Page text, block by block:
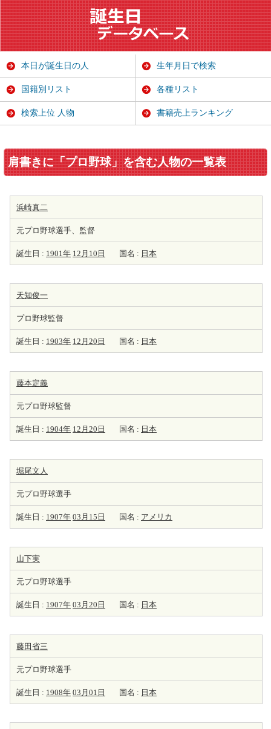
肩書きに「プロ野球」を含む人物の一覧表
浜崎真二
元プロ野球選手、監督
誕生日 : 1901年 12月10日 国名 : 日本
天知俊一
プロ野球監督
誕生日 : 1903年 12月20日 国名 : 日本
藤本定義
元プロ野球監督
誕生日 : 1904年 12月20日 国名 : 日本
堀尾文人
元プロ野球選手
誕生日 : 1907年 03月15日 国名 : アメリカ
山下実
元プロ野球選手
誕生日 : 1907年 03月20日 国名 : 日本
藤田省三
元プロ野球選手
誕生日 : 1908年 03月01日 国名 : 日本
本日が誕生日の人 生年月日で検索
国籍別リスト 各種リスト
検索上位 人物 書籍売上ランキング